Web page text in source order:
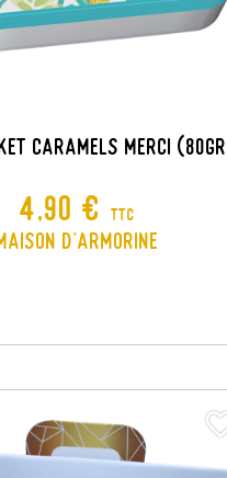
CARAMELS MERCI
Prix
4,90 € TTC
d'Armorine